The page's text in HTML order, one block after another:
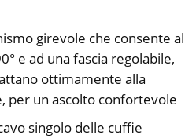
girevole che consente al
e ad una fascia regolabile,
ottimamente alla
per un ascolto confortevole
singolo delle cuffie